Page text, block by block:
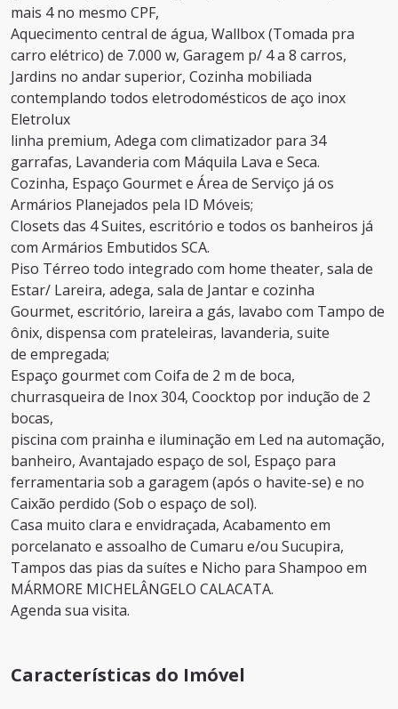
mais 4 no mesmo CPF,
Aquecimento central de água, Wallbox (Tomada pra
carro elétrico) de 7.000 w, Garagem p/ 4 a 8 carros,
Jardins no andar superior, Cozinha mobiliada
contemplando todos eletrodomésticos de aço inox
Eletrolux
linha premium, Adega com climatizador para 34
garrafas, Lavanderia com Máquila Lava e Seca.
Cozinha, Espaço Gourmet e Área de Serviço já os
Armários Planejados pela ID Móveis;
Closets das 4 Suites, escritório e todos os banheiros já
com Armários Embutidos SCA.
Piso Térreo todo integrado com home theater, sala de
Estar/ Lareira, adega, sala de Jantar e cozinha
Gourmet, escritório, lareira a gás, lavabo com Tampo de
ônix, dispensa com prateleiras, lavanderia, suite
de empregada;
Espaço gourmet com Coifa de 2 m de boca,
churrasqueira de Inox 304, Coocktop por indução de 2
bocas,
piscina com prainha e iluminação em Led na automação,
banheiro, Avantajado espaço de sol, Espaço para
ferramentaria sob a garagem (após o havite-se) e no
Caixão perdido (Sob o espaço de sol).
Casa muito clara e envidraçada, Acabamento em
porcelanato e assoalho de Cumaru e/ou Sucupira,
Tampos das pias da suítes e Nicho para Shampoo em
MÁRMORE MICHELÂNGELO CALACATA.
Agenda sua visita.
Características do Imóvel